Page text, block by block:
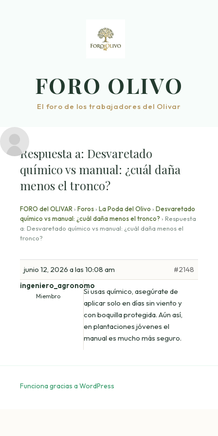
FORO OLIVO
El foro de los trabajadores del Olivar
Respuesta a: Desvaretado
químico vs manual: ¿cuál daña
menos el tronco?
FORO del OLIVAR › Foros › La Poda del Olivo › Desvaretado
químico vs manual: ¿cuál daña menos el tronco? › Respuesta
a: Desvaretado químico vs manual: ¿cuál daña menos el
tronco?
junio 12, 2026 a las 10:08 am
#2148
ingeniero_agronomo
Miembro
Si usas químico, asegúrate de
aplicar solo en días sin viento y
con boquilla protegida. Aún así,
en plantaciones jóvenes el
manual es mucho más seguro.
Funciona gracias a WordPress